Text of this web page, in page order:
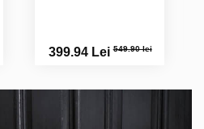
399.94 Lei549.90 lei